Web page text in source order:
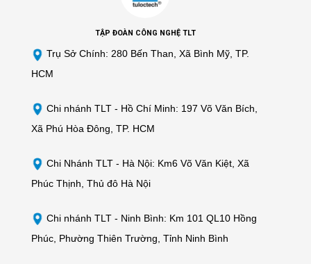
TẬP ĐOÀN CÔNG NGHỆ TLT
Trụ Sở Chính: 280 Bến Than, Xã Bình Mỹ, TP.
HCM
Chi nhánh TLT - Hồ Chí Minh: 197 Võ Văn Bích,
Xã Phú Hòa Đông, TP. HCM
Chi Nhánh TLT - Hà Nội: Km6 Võ Văn Kiệt, Xã
Phúc Thịnh, Thủ đô Hà Nội
Chi nhánh TLT - Ninh Bình: Km 101 QL10 Hồng
Phúc, Phường Thiên Trường, Tỉnh Ninh Bình